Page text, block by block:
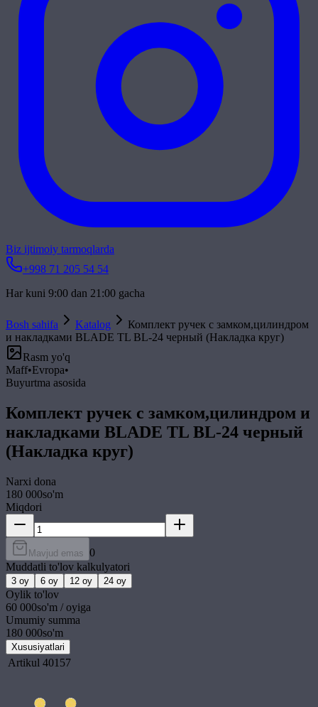
Biz ijtimoiy tarmoqlarda
+998 71 205 54 54
Har kuni 9:00 dan 21:00 gacha
Bosh sahifa Katalog
Комплект ручек с замком,цилиндром
и накладками BLADE TL BL-24 черный (Накладка круг)
Rasm yo'q
Maff•Evropa•
Buyurtma asosida
Комплект ручек с замком,цилиндром и
накладками BLADE TL BL-24 черный
(Накладка круг)
Narxi dona
180 000so'm
Miqdori
Mavjud emas 0
Muddatli to'lov kalkulyatori
3 oy 6 oy 12 oy 24 oy
Oylik to'lov
60 000so'm / oyiga
Umumiy summa
180 000so'm
Xususiyatlari
Artikul 40157